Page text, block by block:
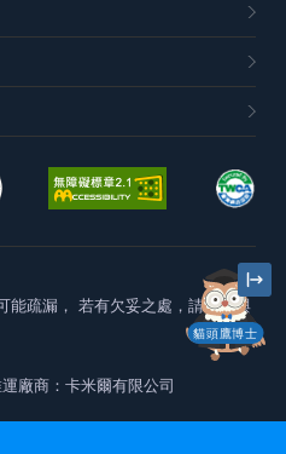
貓頭鷹博士
能疏漏， 若有欠妥之處，請隨時與
運廠商：卡米爾有限公司